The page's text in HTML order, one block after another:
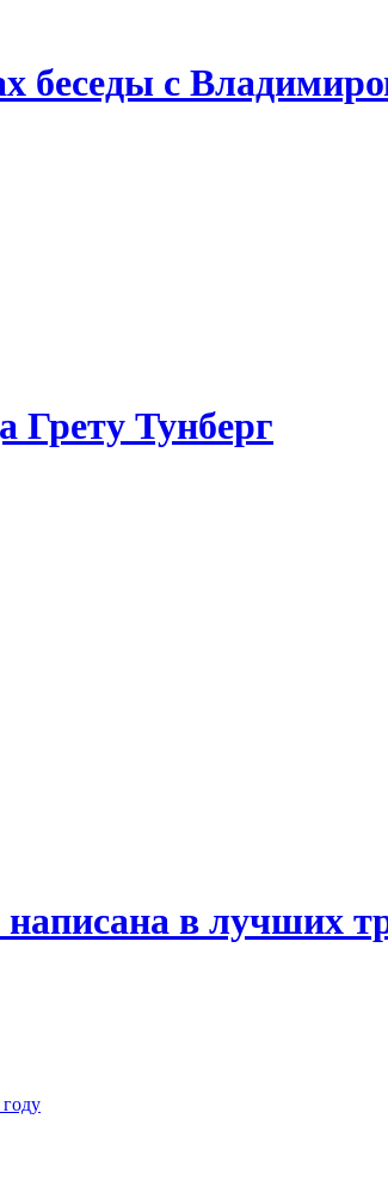
беседы с
Грету Тунберг
в лучших